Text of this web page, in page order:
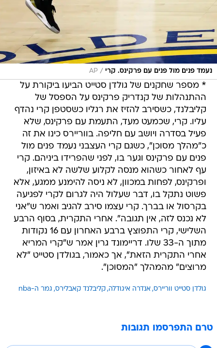
נעמד פנים מול פנים עם פרקינס. קרי /
AP
* מספר שחקנים של גולדן סטייט הביעו ביקורת על
ההתנהלות של קנדריק פרקינס על הספסל של
קליבלנד, כשסירב להזיז את רגליו כשסטפן קרי נהדף
עליו. קרי, שכמעט מעד, התעמת עם פרקינס, שלא
פעיל בסדרה ויושב עם חליפה. בווריירס כינו את זה
כ"מהלך מסוכן", כשגם קרי העצבני נעמד פנים מול
פנים עם פרקינס וגער בו, לפני שהפרידו ביניהם. קרי
עף לאחור כשהוא מנסה לקלוע שלשה לא באיזון,
ופרקינס, לפחות במכוון, לא ניסה להימנע ממגע, אלא
פשוט נתקל בו, דבר שעלול היה לגרום לקרי לפגיעה
בקרסול או בברך. קרי עצמו סירב להגיב ואמר ש"אני
לא נכנס לזה, אין תגובה". אחרי התקרית, בסוף הרבע
השלישי, קרי התפוצץ ברבע האחרון עם 16 נקודות
מתוך ה-33 שלו. דריימונד גרין אמר ש"קרי המריא
אחרי התקרית הזאת", אך כאמור, בגולדן סטייט "לא
מרוצים" מהמהלך "המסוכן".
גולדן סטייט ווריירס אנדרה איגודלה קליבלנד קאבלירס גמר ה-nba
טרם התפרסמו תגובות